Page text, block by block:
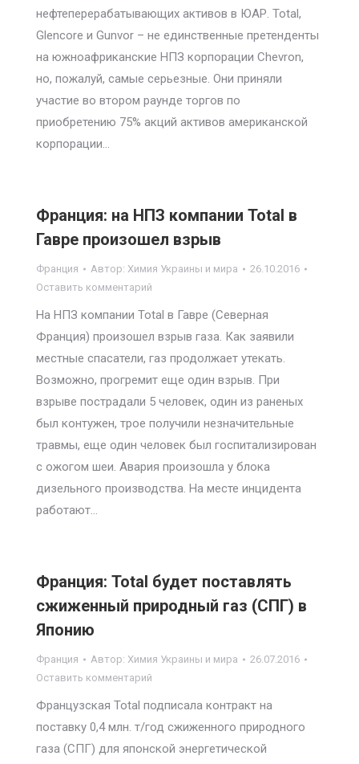
нефтеперерабатывающих активов в ЮАР. Total,
Glencore и Gunvor – не единственные претенденты
на южноафриканские НПЗ корпорации Chevron,
но, пожалуй, самые серьезные. Они приняли
участие во втором раунде торгов по
приобретению 75% акций активов американской
корпорации…
Франция: на НПЗ компании Total в
Гавре произошел взрыв
Франция Автор: Химия Украины и мира
26.10.2016
Оставить комментарий
На НПЗ компании Total в Гавре (Северная
Франция) произошел взрыв газа. Как заявили
местные спасатели, газ продолжает утекать.
Возможно, прогремит еще один взрыв. При
взрыве пострадали 5 человек, один из раненых
был контужен, трое получили незначительные
травмы, еще один человек был госпитализирован
с ожогом шеи. Авария произошла у блока
дизельного производства. На месте инцидента
работают…
Франция: Total будет поставлять
сжиженный природный газ (СПГ) в
Японию
Франция Автор: Химия Украины и мира
26.07.2016
Оставить комментарий
Французская Total подписала контракт на
поставку 0,4 млн. т/год сжиженного природного
газа (СПГ) для японской энергетической